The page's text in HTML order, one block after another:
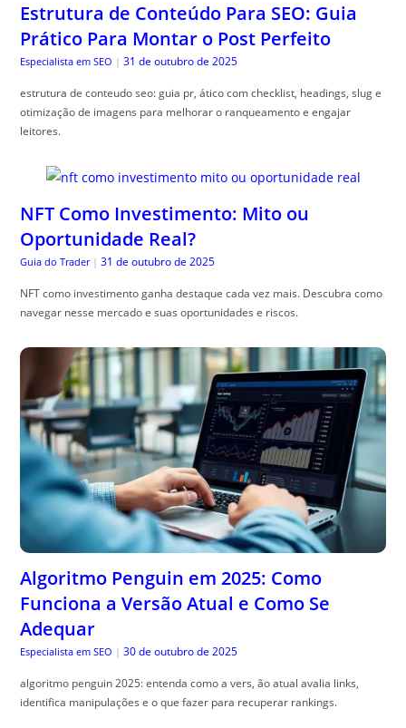
Estrutura de Conteúdo Para SEO: Guia
Prático Para Montar o Post Perfeito
Especialista em SEO | 31 de outubro de 2025
estrutura de conteudo seo: guia pr, ático com checklist, headings, slug e
otimização de imagens para melhorar o ranqueamento e engajar
leitores.
NFT Como Investimento: Mito ou
Oportunidade Real?
Guia do Trader | 31 de outubro de 2025
NFT como investimento ganha destaque cada vez mais. Descubra como
navegar nesse mercado e suas oportunidades e riscos.
Algoritmo Penguin em 2025: Como
Funciona a Versão Atual e Como Se
Adequar
Especialista em SEO | 30 de outubro de 2025
algoritmo penguin 2025: entenda como a vers, ão atual avalia links,
identifica manipulações e o que fazer para recuperar rankings.